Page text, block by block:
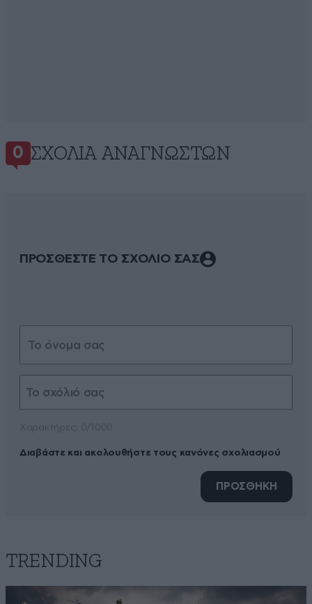
0 ΣΧΌΛΙΑ ΑΝΑΓΝΩΣΤΏΝ
ΠΡΟΣΘΕΣΤΕ ΤΟ ΣΧΟΛΙΟ ΣΑΣ
Διαβάστε και ακολουθήστε τους κανόνες σχολιασμού
ΠΡΟΣΘΗΚΗ
TRENDING